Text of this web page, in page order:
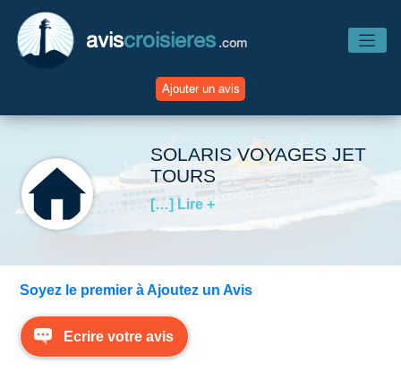
aviscroisieres .com
Ajouter un avis
Accueil
Avis Compagnies
Avis Escales
SOLARIS VOYAGES JET
TOURS
[…] Lire +
Soyez le premier à Ajoutez un Avis
Ecrire votre avis